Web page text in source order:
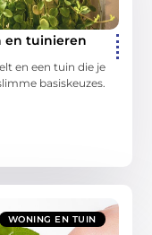
en tuinieren
en een tuin die je
basiskeuzes.
WONING EN TUIN